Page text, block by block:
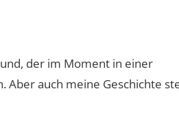
der im Moment in einer
Aber auch meine Geschichte